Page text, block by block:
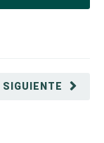
SIGUIENTE